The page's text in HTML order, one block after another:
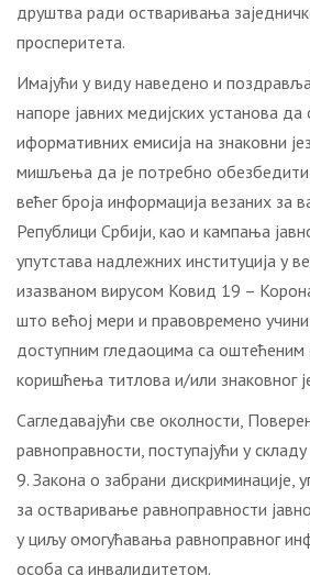
друштва ради остваривања
просперитета.
Имајући у виду наведено и
напоре јавних медијских установа
иформативних емисија на знаковни
мишљења да је потребно
већег броја информација везаних за
Републици Србији, као и кампања
упутстава надлежних институција у
изазваном вирусом Ковид 19 –
што већој мери и правовремено
доступним гледаоцима са
коришћења титлова и/или знаковног
Сагледавајући све околности,
равноправности, поступајући у
9. Закона о забрани дискриминације,
за остваривање равноправности
у циљу омогућавања равноправног
особа са инвалидитетом.